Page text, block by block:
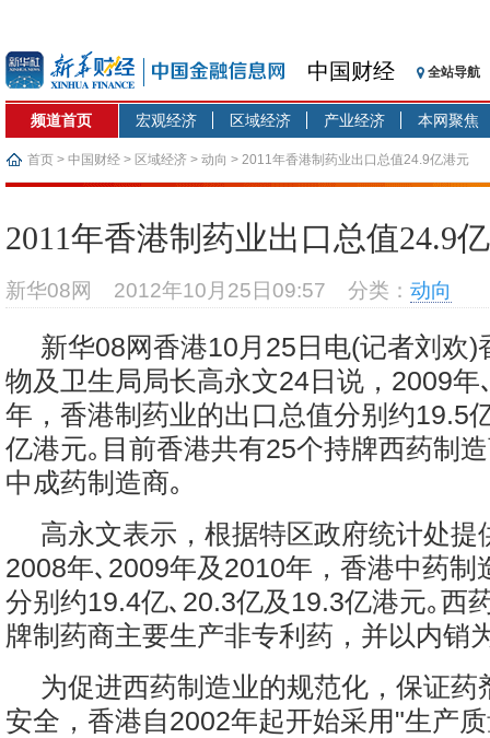
中国财经 全站导航
频道首页 宏观经济 区域经济 产业经济 本网聚焦
首页 > 中国财经 > 区域经济 > 动向 > 2011年香港制药业出口总值24.9亿港元
2011年香港制药业出口总值24.9
新华08网 2012年10月25日09:57 分类： 动向
新华08网香港10月25日电(记者刘欢)
物及卫生局局长高永文24日说，2009年
年，香港制药业的出口总值分别约19.5
亿港元｡目前香港共有25个持牌西药制
中成药制造商｡
高永文表示，根据特区政府统计处提
2008年､2009年及2010年，香港中药制
分别约19.4亿､20.3亿及19.3亿港元｡西
牌制药商主要生产非专利药，并以内销
为促进西药制造业的规范化，保证药
安全，香港自2002年起开始采用"生产